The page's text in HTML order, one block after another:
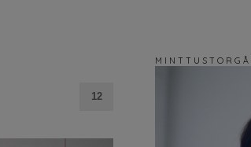
12
M I N T T U S T O R G Å